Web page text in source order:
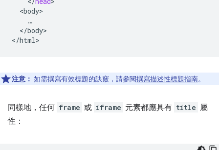
<body
</body>
</html
注意： 如需撰寫有效標題的訣竅，請參閱撰寫描述性標題指南。
同樣地，任何 frame 或 iframe 元素都應具有 title 屬
性：